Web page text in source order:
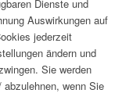
Dienste und
Auswirkungen auf
jederzeit
ändern und
Sie werden
wenn Sie